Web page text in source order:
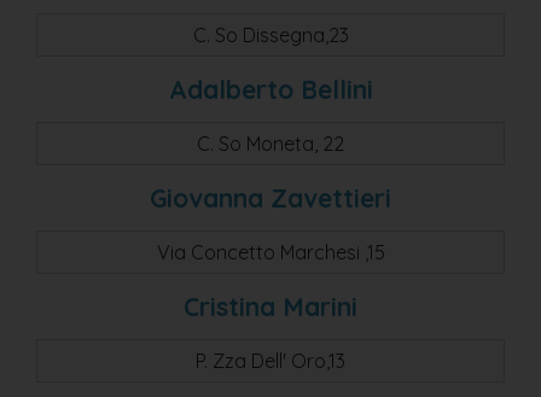
C. So Dissegna,23
Adalberto Bellini
C. So Moneta, 22
Giovanna Zavettieri
Via Concetto Marchesi ,15
Cristina Marini
P. Zza Dell' Oro,13